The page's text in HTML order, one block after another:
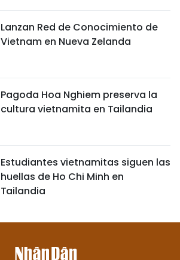
Lanzan Red de Conocimiento de
Vietnam en Nueva Zelanda
Pagoda Hoa Nghiem preserva la
cultura vietnamita en Tailandia
Estudiantes vietnamitas siguen las
huellas de Ho Chi Minh en
Tailandia